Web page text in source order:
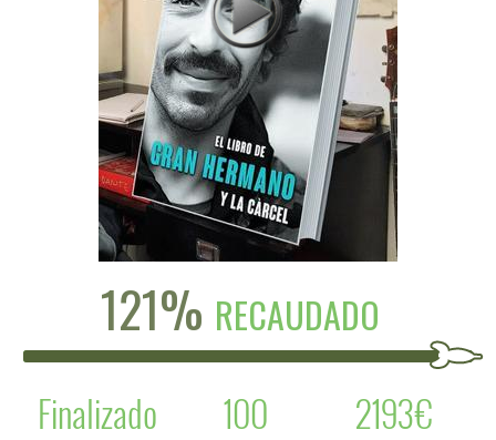
121% RECAUDADO
Finalizado
100 2193€